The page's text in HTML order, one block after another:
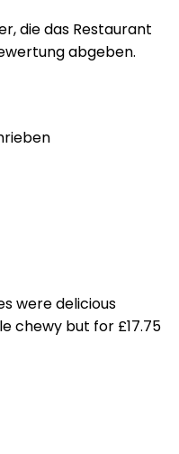
die das Restaurant
abgeben.
were delicious
chewy but for £17.75